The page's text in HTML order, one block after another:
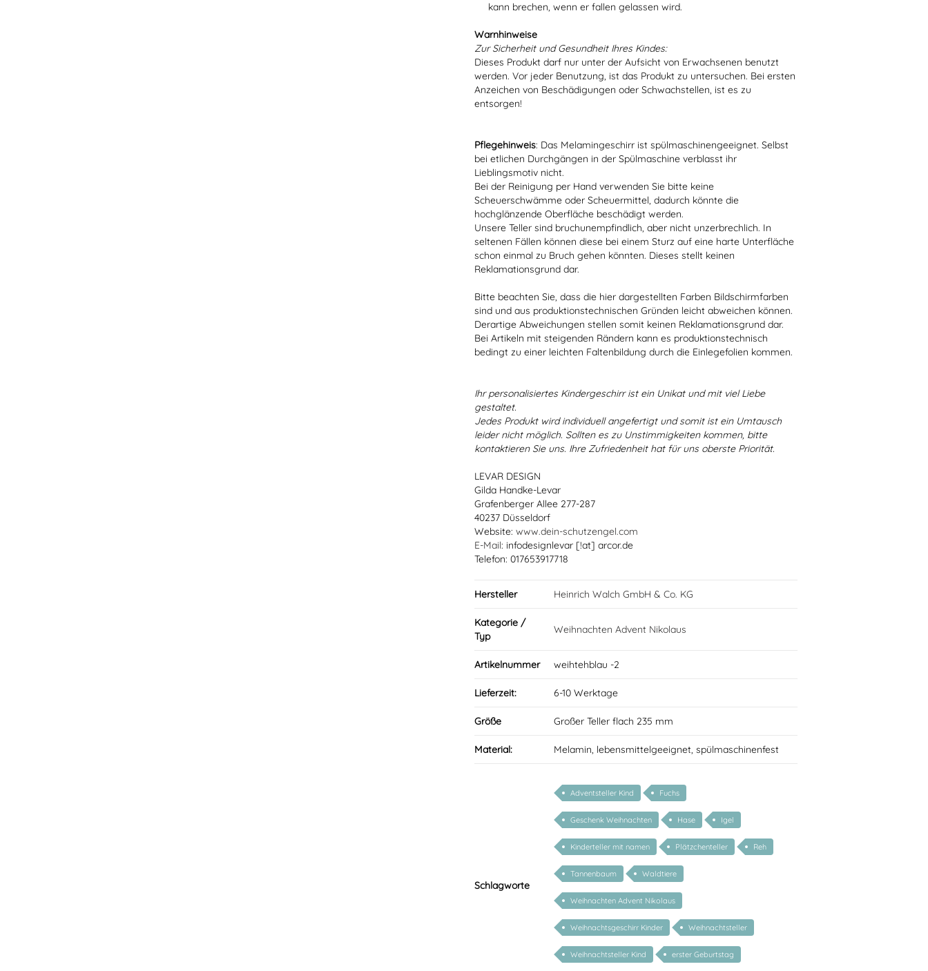
kann brechen, wenn er fallen gelassen wird.
Warnhinweise
Zur Sicherheit und Gesundheit Ihres Kindes:
Dieses Produkt darf nur unter der Aufsicht von Erwachsenen benutzt
werden. Vor jeder Benutzung, ist das Produkt zu untersuchen. Bei ersten
Anzeichen von Beschädigungen oder Schwachstellen, ist es zu
entsorgen!
Pflegehinweis: Das Melamingeschirr ist spülmaschinengeeignet. Selbst
bei etlichen Durchgängen in der Spülmaschine verblasst ihr
Lieblingsmotiv nicht.
Bei der Reinigung per Hand verwenden Sie bitte keine
Scheuerschwämme oder Scheuermittel, dadurch könnte die
hochglänzende Oberfläche beschädigt werden.
Unsere Teller sind bruchunempfindlich, aber nicht unzerbrechlich. In
seltenen Fällen können diese bei einem Sturz auf eine harte Unterfläche
schon einmal zu Bruch gehen könnten. Dieses stellt keinen
Reklamationsgrund dar.
Bitte beachten Sie, dass die hier dargestellten Farben Bildschirmfarben
sind und aus produktionstechnischen Gründen leicht abweichen können.
Derartige Abweichungen stellen somit keinen Reklamationsgrund dar.
Bei Artikeln mit steigenden Rändern kann es produktionstechnisch
bedingt zu einer leichten Faltenbildung durch die Einlegefolien kommen.
Ihr personalisiertes Kindergeschirr ist ein Unikat und mit viel Liebe
gestaltet.
Jedes Produkt wird individuell angefertigt und somit ist ein Umtausch
leider nicht möglich. Sollten es zu Unstimmigkeiten kommen, bitte
kontaktieren Sie uns. Ihre Zufriedenheit hat für uns oberste Priorität.
LEVAR DESIGN
Gilda Handke-Levar
Grafenberger Allee 277-287
40237 Düsseldorf
Website: www.dein-schutzengel.com
E-Mail: infodesignlevar [!at] arcor.de
Telefon: 017653917718
Hersteller Heinrich Walch GmbH & Co. KG
Kategorie /
Typ
Weihnachten Advent Nikolaus
Artikelnummer weihtehblau -2
Lieferzeit: 6-10 Werktage
Größe Großer Teller flach 235 mm
Material: Melamin, lebensmittelgeeignet, spülmaschinenfest
Schlagworte
Adventsteller Kind Fuchs
Geschenk Weihnachten Hase Igel
Kinderteller mit namen Plätzchenteller Reh
Tannenbaum Waldtiere
Weihnachten Advent Nikolaus
Weihnachtsgeschirr Kinder Weihnachtsteller
Weihnachtsteller Kind erster Geburtstag